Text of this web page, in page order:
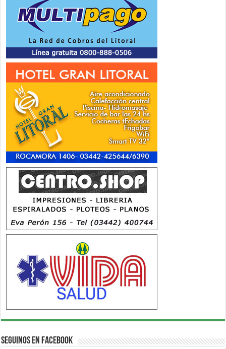
Seguinos en Facebook